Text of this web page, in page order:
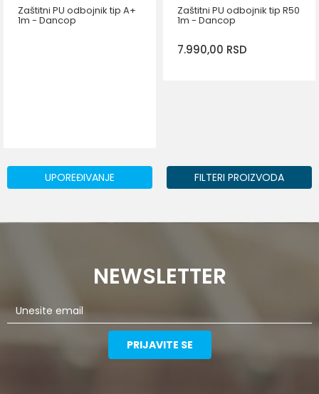
Zaštitni PU odbojnik tip A+
1m - Dancop
Zaštitni PU odbojnik tip R50
1m - Dancop
7.990,00 RSD
UPOREĐIVANJE FILTERI PROIZVODA
NEWSLETTER
PRIJAVITE SE